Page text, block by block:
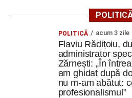
POLITICĂ acum 3 zile
Flaviu Rădițoiu,
administrator
Zărnești: „În
am ghidat după
nu m-am abătut:
profesionalismul”